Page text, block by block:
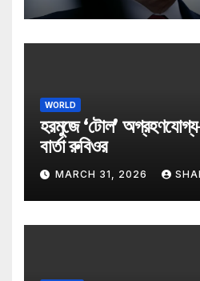
WORLD
হরমুজে ‘টোল’
বার্তা রুবিওর
MARCH 31, 2026